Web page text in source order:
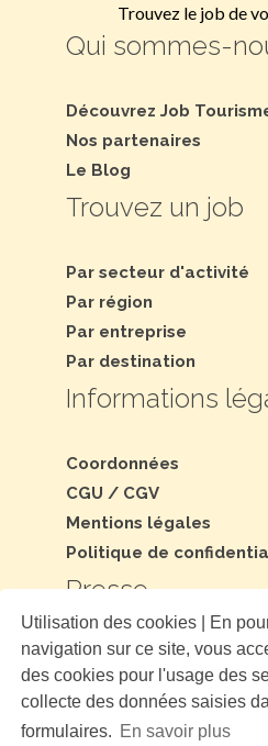
Utilisation des cookies | En
navigation sur ce site, vous
des cookies pour l'usage des
collecte des données saisies
formulaires. En savoir plus
Trouvez le job de
Qui sommes-
Découvrez Job
Nos partenaires
Le Blog
Trouvez un job
Par secteur d'activité
Par région
Par entreprise
Par destination
Informations
Coordonnées
CGU / CGV
Mentions légales
Politique de
Presse
Dossier et
Nous suivre